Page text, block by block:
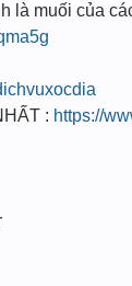
muối của
: https://